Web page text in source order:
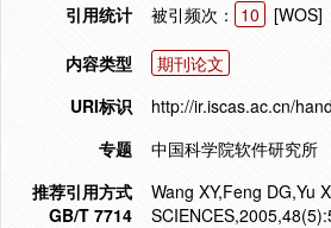
引用统计
被引频次： 10 [WOS]
内容类型
期刊论文
URI标识
http://ir.iscas.ac.cn/
专题
中国科学院软件研究所
推荐引用方式
GB/T 7714
Wang XY,Feng DG,Yu